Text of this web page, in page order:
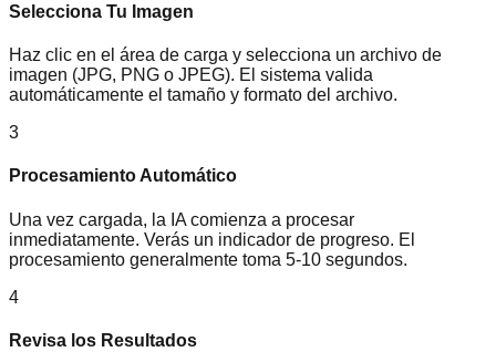
Selecciona Tu Imagen
Haz clic en el área de carga y selecciona un archivo de
imagen (JPG, PNG o JPEG). El sistema valida
automáticamente el tamaño y formato del archivo.
3
Procesamiento Automático
Una vez cargada, la IA comienza a procesar
inmediatamente. Verás un indicador de progreso. El
procesamiento generalmente toma 5-10 segundos.
4
Revisa los Resultados